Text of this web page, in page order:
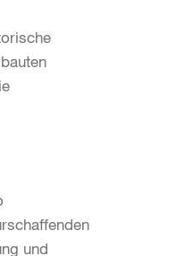
und